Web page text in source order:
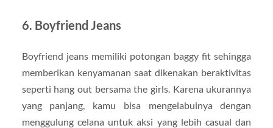
6. Boyfriend Jeans
Boyfriend jeans memiliki potongan baggy fit sehingga
memberikan kenyamanan saat dikenakan beraktivitas
seperti hang out bersama the girls. Karena ukurannya
yang panjang, kamu bisa mengelabuinya dengan
menggulung celana untuk aksi yang lebih casual dan